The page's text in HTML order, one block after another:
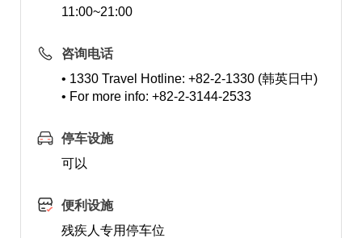
11:00~21:00
咨询电话
• 1330 Travel Hotline: +82-2-1330 (韩英日中)
• For more info: +82-2-3144-2533
停车设施
可以
便利设施
残疾人专用停车位